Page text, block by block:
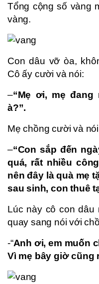
Tổng cộng số vàng
vàng.
Con dâu vỡ òa,
Cô ấy cười và nói:
–“Mẹ ơi, mẹ đang
à?”.
Mẹ chồng cười và
–“Con sắp đến
quá, rất nhiều
nên đây là quà mẹ
sau sinh, con thuê
Lúc này cô con dâu
quay sang nói với
-“Anh ơi, em muốn
Vì mẹ bây giờ cũng